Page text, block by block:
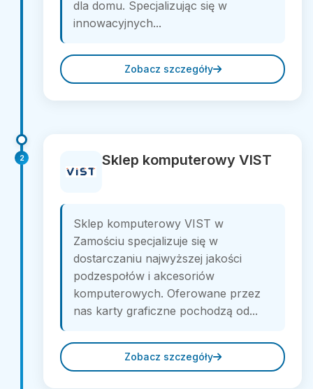
dla domu. Specjalizując się w
innowacyjnych...
Zobacz szczegóły
2 Sklep komputerowy VIST
Sklep komputerowy VIST w
Zamościu specjalizuje się w
dostarczaniu najwyższej jakości
podzespołów i akcesoriów
komputerowych. Oferowane przez
nas karty graficzne pochodzą od...
Zobacz szczegóły